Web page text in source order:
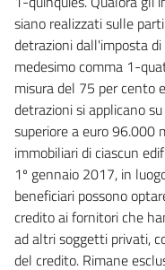
siano realizzati sulle
detrazioni dall'imposta
medesimo comma 1-
misura del 75 per cento
detrazioni si applicano
superiore a euro 96.000
immobiliari di ciascun
1º gennaio 2017, in
beneficiari possono
credito ai fornitori che
ad altri soggetti privati,
del credito. Rimane